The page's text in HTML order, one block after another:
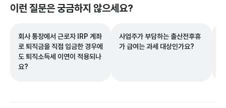
이런 질문은 궁금하지 않으세요?
회사 통장에서 근로자 IRP 계좌
로 퇴직금을 직접 입금한 경우에
도 퇴직소득세 이연이 적용되나
요?
사업주가 부담하는 출산전후휴
가 급여는 과세 대상인가요?